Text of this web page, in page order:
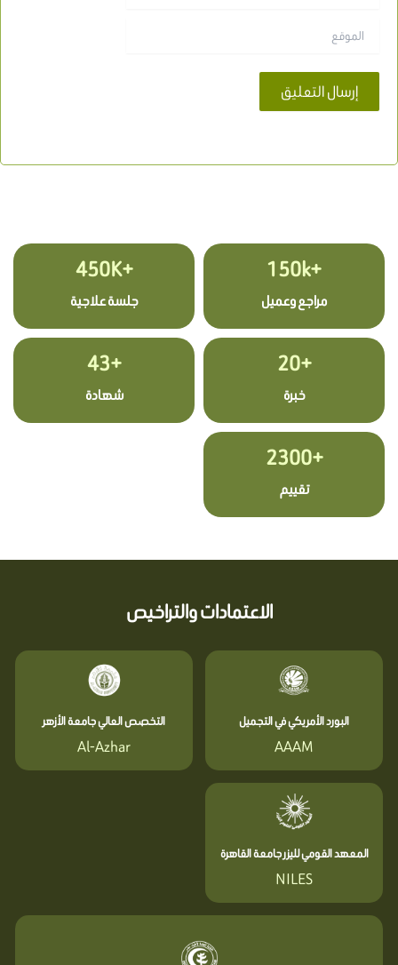
+150k
مراجع وعميل
+450K
جلسة علاجية
+20
خبرة
+43
شهادة
+2300
تقييم
الاعتمادات والتراخيص
البورد الأمريكي في التجميل
AAAM
التخصص العالي جامعة الأزهر
Al-Azhar
المعهد القومي لليزر جامعة القاهرة
NILES